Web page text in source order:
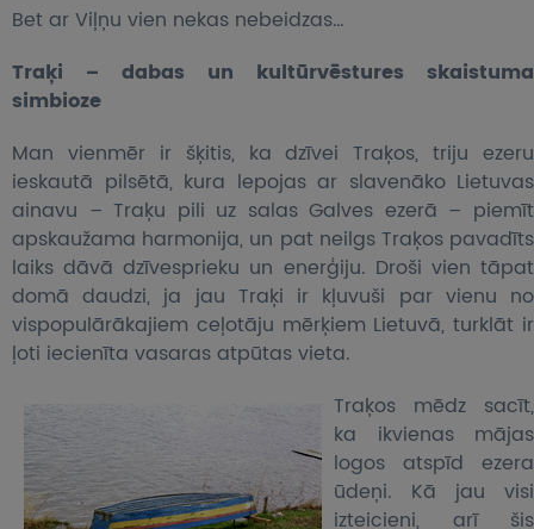
Bet ar Viļņu vien nekas nebeidzas…
Traķi – dabas un kultūrvēstures skaistuma
simbioze
Man vienmēr ir šķitis, ka dzīvei Traķos, triju ezeru
ieskautā pilsētā, kura lepojas ar slavenāko Lietuvas
ainavu – Traķu pili uz salas Galves ezerā – piemīt
apskaužama harmonija, un pat neilgs Traķos pavadīts
laiks dāvā dzīvesprieku un enerģiju. Droši vien tāpat
domā daudzi, ja jau Traķi ir kļuvuši par vienu no
vispopulārākajiem ceļotāju mērķiem Lietuvā, turklāt ir
ļoti iecienīta vasaras atpūtas vieta.
Traķos mēdz sacīt,
ka ikvienas mājas
logos atspīd ezera
ūdeņi. Kā jau visi
izteicieni, arī šis